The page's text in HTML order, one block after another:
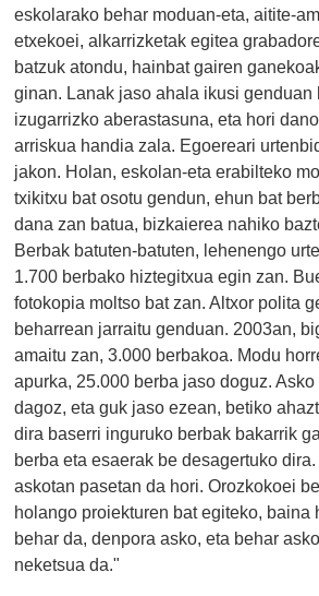
eskolarako behar moduan-eta, aitite-
etxekoei, alkarrizketak egitea
batzuk atondu, hainbat gairen
ginan. Lanak jaso ahala ikusi genduan
izugarrizko aberastasuna, eta hori
arriskua handia zala. Egoereari
jakon. Holan, eskolan-eta erabilteko
txikitxu bat osotu gendun, ehun bat
dana zan batua, bizkaierea nahiko
Berbak batuten-batuten, lehenengo
1.700 berbako hiztegitxua egin zan.
fotokopia moltso bat zan. Altxor polita
beharrean jarraitu genduan. 2003an,
amaitu zan, 3.000 berbakoa. Modu
apurka, 25.000 berba jaso doguz.
dagoz, eta guk jaso ezean, betiko
dira baserri inguruko berbak bakarrik
berba eta esaerak be desagertuko
askotan pasetan da hori. Orozkokoei
holango proiekturen bat egiteko, baina
behar da, denpora asko, eta behar
neketsua da."